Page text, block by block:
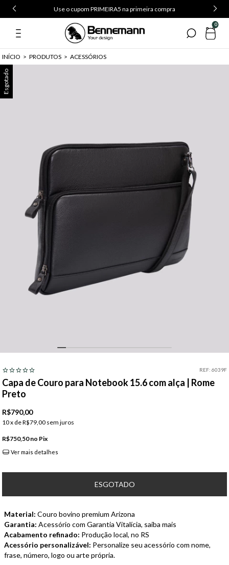
Use o cupom PRIMEIRA5 na primeira compra
0
INÍCIO > PRODUTOS > ACESSÓRIOS
Esgotado
REF: 6039F
Capa de Couro para Notebook 15.6 com alça | Rome
Preto
R$790,00
10x deR$79,00 sem juros
R$750,50 Pix
Ver mais detalhes
Material: Couro bovino premium Arizona
Garantia: Acessório com Garantia Vitalícia, saiba mais
Acabamento refinado: Produção local, no RS
Acessório personalizável: Personalize seu acessório com nome,
frase, número, logo ou arte própria.